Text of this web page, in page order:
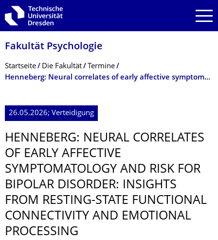
Zur Hauptnavigation springen
Zur Suche springen
Zum Inhalt springen
Fakultät Psychologie
Breadcrumb-Menü
Startseite Die Fakultät
Termine
Henneberg: Neural correlates of early affective symptomatology and risk for bipolar disorder: ...
26.05.2026; Verteidigung
HENNEBERG: NEURAL CORRELATES
OF EARLY AFFECTIVE
SYMPTOMATOLOGY AND RISK FOR
BIPOLAR DISORDER: INSIGHTS
FROM RESTING-STATE FUNCTIONAL
CONNECTIVITY AND EMOTIONAL
PROCESSING